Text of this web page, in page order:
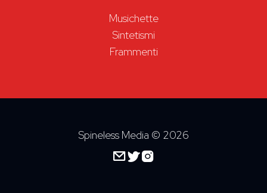
Musichette
Sintetismi
Frammenti
Spineless Media © 2026